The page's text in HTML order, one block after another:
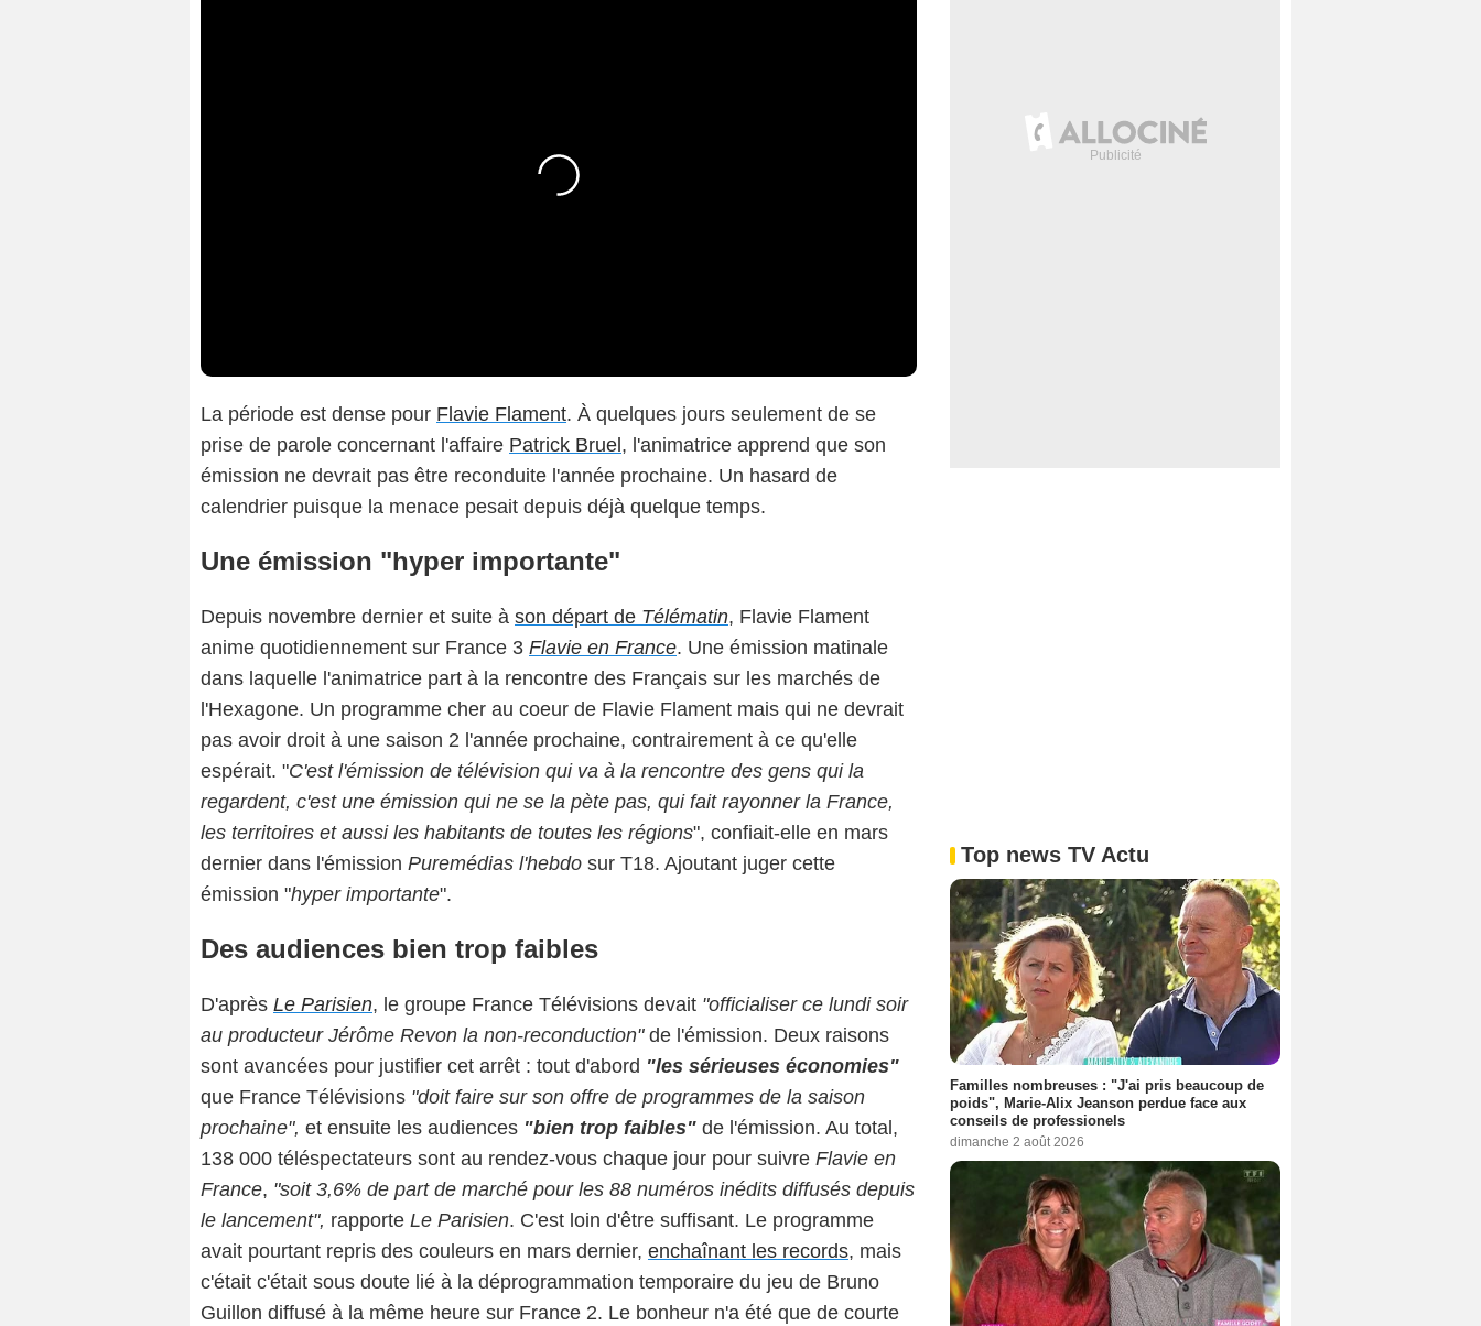
La période est dense pour Flavie Flament. À quelques jours seulement de se
prise de parole concernant l'affaire Patrick Bruel , l'animatrice apprend que son
émission ne devrait pas être reconduite l'année prochaine. Un hasard de
calendrier puisque la menace pesait depuis déjà quelque temps.
Une émission "hyper importante"
Depuis novembre dernier et suite à son départ de Télématin, Flavie Flament
anime quotidiennement sur France 3 Flavie en France. Une émission matinale
dans laquelle l'animatrice part à la rencontre des Français sur les marchés de
l'Hexagone. Un programme cher au coeur de Flavie Flament mais qui ne devrait
pas avoir droit à une saison 2 l'année prochaine, contrairement à ce qu'elle
espérait. "C'est l'émission de télévision qui va à la rencontre des gens qui la
regardent, c'est une émission qui ne se la pète pas, qui fait rayonner la France,
les territoires et aussi les habitants de toutes les régions", confiait-elle en mars
dernier dans l'émission Puremédias l'hebdo sur T18. Ajoutant juger cette
émission "hyper importante".
Des audiences bien trop faibles
D'après Le Parisien, le groupe France Télévisions devait "officialiser ce lundi soir
au producteur Jérôme Revon la non-reconduction"de l'émission. Deux raisons
sont avancées pour justifier cet arrêt : tout d'abord "les sérieuses économies"
que France Télévisions "doit faire sur son offre de programmes de la saison
prochaine", et ensuite les audiences "bien trop faibles" de l'émission. Au total,
138 000 téléspectateurs sont au rendez-vous chaque jour pour suivre Flavie en
France, "soit 3,6% de part de marché pour les 88 numéros inédits diffusés depuis
le lancement", rapporte Le Parisien. C'est loin d'être suffisant. Le programme
avait pourtant repris des couleurs en mars dernier, enchaînant les records, mais
c'était c'était sous doute lié à la déprogrammation temporaire du jeu de Bruno
Guillon diffusé à la même heure sur France 2. Le bonheur n'a été que de courte
Top news TV Actu
Familles nombreuses : "J'ai pris beaucoup de
poids", Marie-Alix Jeanson perdue face aux
conseils de professionels
dimanche 2 août 2026